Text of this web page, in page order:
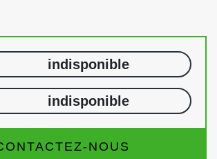
indisponible
indisponible
NOUS